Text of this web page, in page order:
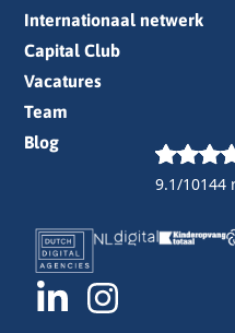
9.1/10144
Internationaal netwerk
Capital Club
Vacatures
Team
Blog